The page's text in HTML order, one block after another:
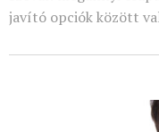
javító opciók között